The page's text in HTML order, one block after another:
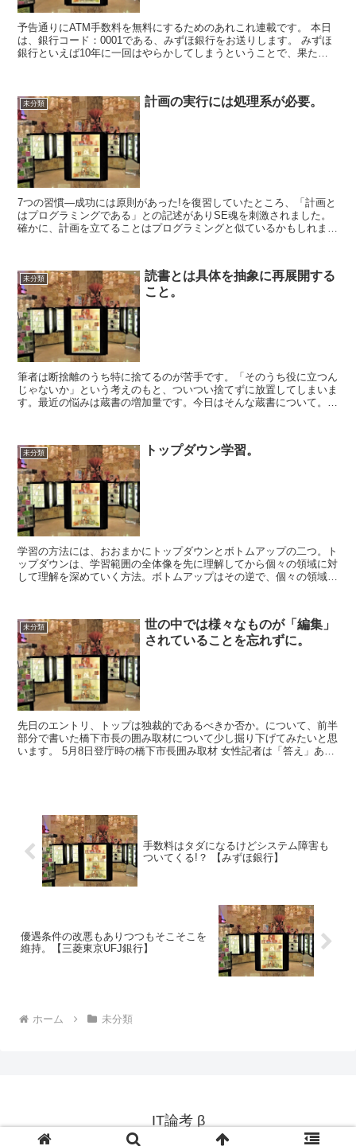
予告通りにATM手数料を無料にするためのあれこれ連載です。 本日
は、銀行コード：0001である、みずほ銀行をお送りします。 みずほ
銀行といえば10年に一回はやらかしてしまうということで、果たし
未分類 計画の実行には処理系が必要。
7つの習慣―成功には原則があった!を復習していたところ、「計画と
はプログラミングである」との記述がありSE魂を刺激されました。
確かに、計画を立てることはプログラミングと似ているかもしれませ
未分類
読書とは具体を抽象に再展開する
こと。
筆者は断捨離のうち特に捨てるのが苦手です。「そのうち役に立つん
じゃないか」という考えのもと、ついつい捨てずに放置してしまいま
す。最近の悩みは蔵書の増加量です。今日はそんな蔵書について。良
未分類 トップダウン学習。
学習の方法には、おおまかにトップダウンとボトムアップの二つ。ト
ップダウンは、学習範囲の全体像を先に理解してから個々の領域に対
して理解を深めていく方法。ボトムアップはその逆で、個々の領域を
未分類
世の中では様々なものが「編集」
されていることを忘れずに。
先日のエントリ、トップは独裁的であるべきか否か。について、前半
部分で書いた橋下市長の囲み取材について少し掘り下げてみたいと思
います。 5月8日登庁時の橋下市長囲み取材 女性記者は「答え」あり
手数料はタダになるけどシステム障害も
ついてくる!？ 【みずほ銀行】
優遇条件の改悪もありつつもそこそこを
維持。【三菱東京UFJ銀行】
ホーム 未分類
IT論考 β